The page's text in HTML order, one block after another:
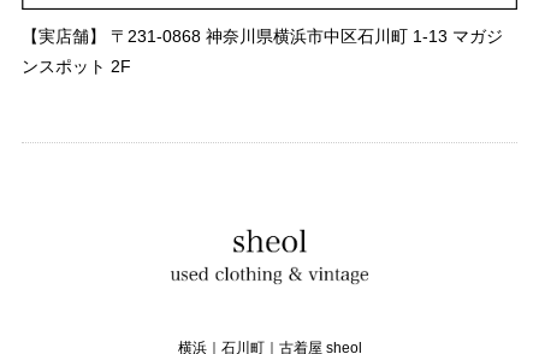
【実店舗】 〒231-0868 神奈川県横浜市中区石川町 1-13 マガジ
ンスポット 2F
横浜｜石川町｜古着屋 sheol